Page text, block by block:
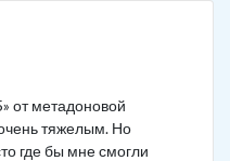
от метадоновой
тяжелым. Но
где бы мне смогли